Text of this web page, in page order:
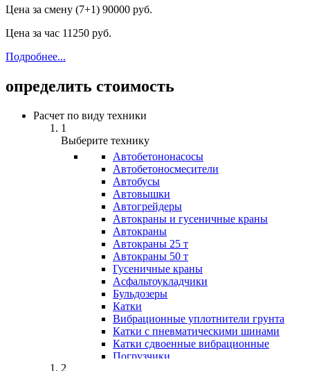
Цена за смену (7+1) 90000 руб.
Цена за час 11250 руб.
Подробнее...
определить стоимость
Расчет по виду техники
1
Выберите технику
Автобетононасосы
Авто­бетоно­смесители
Автобусы
Автовышки
Автогрейдеры
Автокраны и гусеничные краны
Автокраны
Автокраны 25 т
Автокраны 50 т
Гусеничные краны
Асфальтоукладчики
Бульдозеры
Катки
Вибрационные уплотнители грунта
Катки с пневматическими шинами
Катки сдвоенные вибрационные
Погрузчики
2